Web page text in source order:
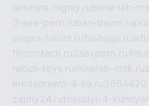
antenna-highly.ru mine-lab-
3-sex-porn.ruban-damn.ru
viagra-tablet.rufasbags.ru
fincontech.ru3sexporn.ru
rebus-toys.ru minelab-msk.ru
medsprawo-4-ka.ru
zajmy24.rutovudyi-4-